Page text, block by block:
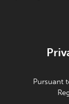
Pursuant